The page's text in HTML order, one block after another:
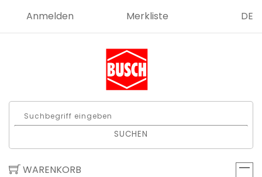
Anmelden Merkliste DE
SUCHEN
WARENKORB